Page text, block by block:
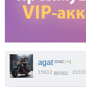
agat 25482 +1
15612 видео 20103